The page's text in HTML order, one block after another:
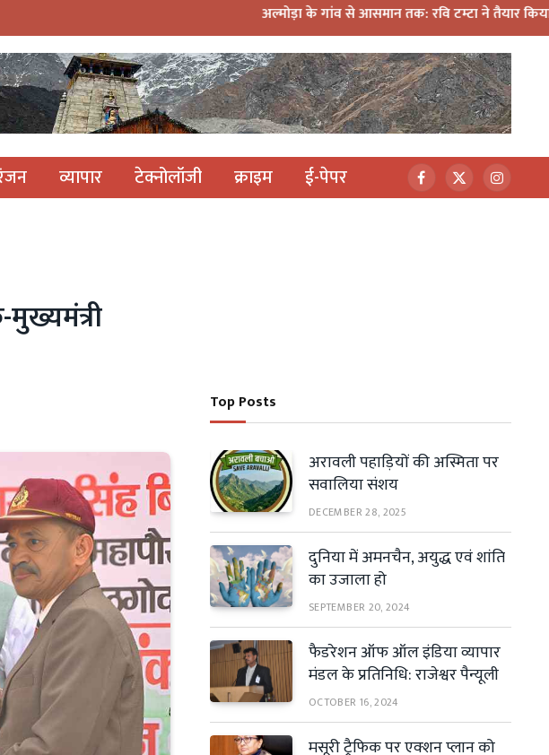
अल्मोड़ा के गांव से आसमान तक: रवि टम्टा ने तैयार किया पर्सनल
व्यापार टेक्नोलॉजी क्राइम ई-पेपर Facebook
X
(Twitter)
Top Posts
अरावली पहाड़ियों की अस्मिता पर
सवालिया संशय
DECEMBER 28, 2025
दुनिया में अमनचैन, अयुद्ध एवं शांति
का उजाला हो
SEPTEMBER 20, 2024
फैडरेशन ऑफ ऑल इंडिया व्यापार
मंडल के प्रतिनिधि: राजेश्वर पैन्यूली
OCTOBER 16, 2024
मसूरी ट्रैफिक पर एक्शन प्लान को